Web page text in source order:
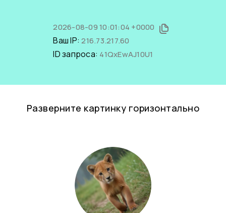
2026-08-09 10:01:04 +0000
Ваш IP:216.73.217.60
ID запроса: 41QxEwAJ10U1
Разверните картинку горизонтально